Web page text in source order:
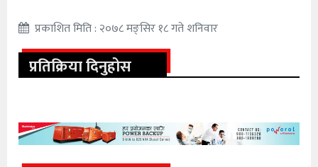
प्रकाशित मिति : २०७८ मङ्सिर १८ गते शनिवार
प्रतिक्रिया दिनुहोस